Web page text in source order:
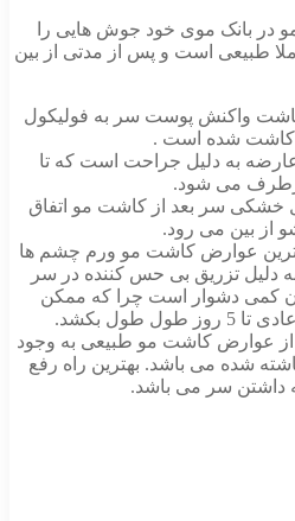
در بانک موی خود جوش هایی را
طبیعی است و پس از مدتی از بین
واکنش پوست سر به فولیکول
کاشت شده است .
به دلیل جراحت است که تا
می شود.
خشکی سر بعد از کاشت مو اتفاق
از بین می رود.
عوارض کاشت مو ورم چشم ها
دلیل تزریق بی حس کننده در سر
آن کمی دشوار است چرا که ممکن
طول بکشد.
از عوارض کاشت مو طبیعی به وجود
شده می باشد. بهترین راه رفع
داشتن سر می باشد.